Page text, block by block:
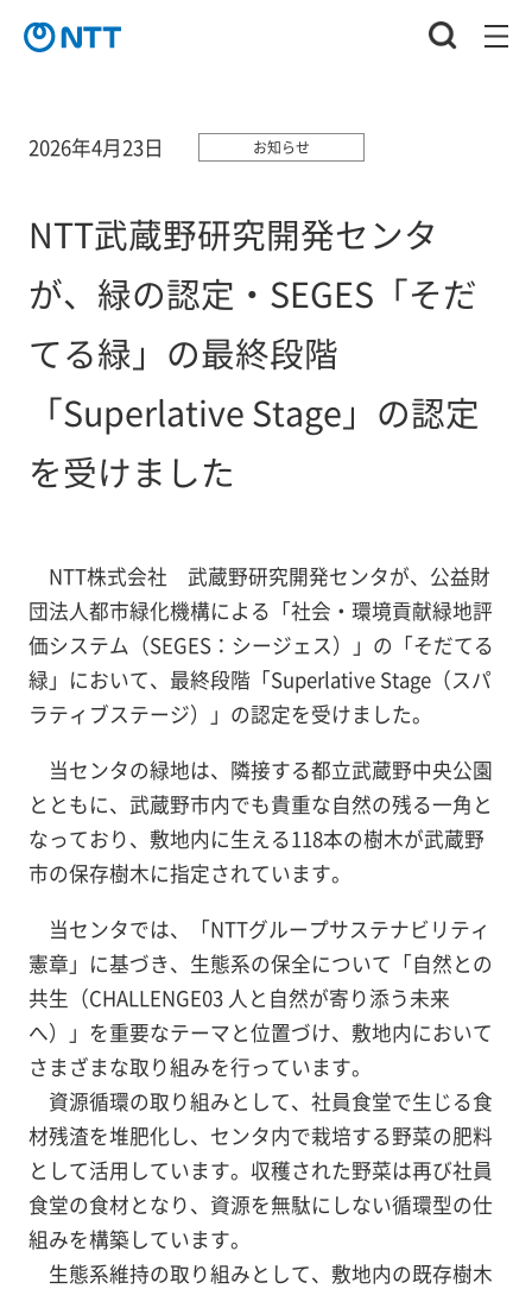
2026年4月23日 お知らせ
NTT武蔵野研究開発センタ
が、緑の認定・SEGES「そだ
てる緑」の最終段階
「Superlative Stage」の認定
を受けました
NTT株式会社 武蔵野研究開発センタが、公益財
団法人都市緑化機構による「社会・環境貢献緑地評
価システム（SEGES：シージェス）」の「そだてる
緑」において、最終段階「Superlative Stage（スパ
ラティブステージ）」の認定を受けました。
当センタの緑地は、隣接する都立武蔵野中央公園
とともに、武蔵野市内でも貴重な自然の残る一角と
なっており、敷地内に生える118本の樹木が武蔵野
市の保存樹木に指定されています。
当センタでは、「NTTグループサステナビリティ
憲章」に基づき、生態系の保全について「自然との
共生（CHALLENGE03 人と自然が寄り添う未来
へ）」を重要なテーマと位置づけ、敷地内において
さまざまな取り組みを行っています。
資源循環の取り組みとして、社員食堂で生じる食
材残渣を堆肥化し、センタ内で栽培する野菜の肥料
として活用しています。収穫された野菜は再び社員
食堂の食材となり、資源を無駄にしない循環型の仕
組みを構築しています。
生態系維持の取り組みとして、敷地内の既存樹木